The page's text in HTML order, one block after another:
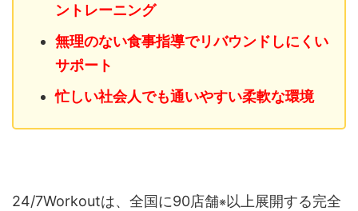
ントレーニング
無理のない食事指導でリバウンドしにくい
サポート
忙しい社会人でも通いやすい柔軟な環境
24/7Workoutは、全国に90店舗※以上展開する完全